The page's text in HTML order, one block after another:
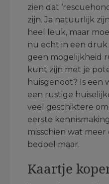
zien dat
zijn. Ja natuurlijk
heel leuk, maar
nu echt in een druk
geen mogelijkheid
kunt zijn met je
huisgenoot? Is een
een rustige
veel geschiktere
eerste
misschien wat meer
bedoel maar.
Kaartje